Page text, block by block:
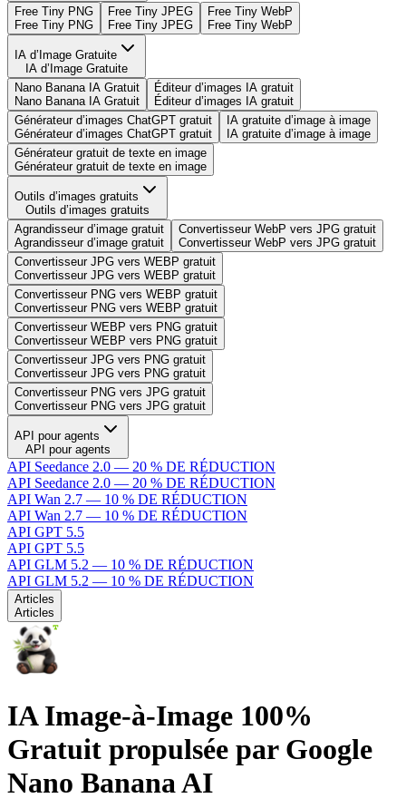
Free Tiny PNG
Free Tiny PNG
Free Tiny JPEG
Free Tiny JPEG
Free Tiny WebP
Free Tiny WebP
IA d’Image Gratuite
IA d’Image Gratuite
Nano Banana IA Gratuit
Nano Banana IA Gratuit
Éditeur d’images IA gratuit
Éditeur d’images IA gratuit
Générateur d’images ChatGPT gratuit
Générateur d’images ChatGPT gratuit
IA gratuite d’image à image
IA gratuite d’image à image
Générateur gratuit de texte en image
Générateur gratuit de texte en image
Outils d’images gratuits
Outils d’images gratuits
Agrandisseur d’image gratuit
Agrandisseur d’image gratuit
Convertisseur WebP vers JPG gratuit
Convertisseur WebP vers JPG gratuit
Convertisseur JPG vers WEBP gratuit
Convertisseur JPG vers WEBP gratuit
Convertisseur PNG vers WEBP gratuit
Convertisseur PNG vers WEBP gratuit
Convertisseur WEBP vers PNG gratuit
Convertisseur WEBP vers PNG gratuit
Convertisseur JPG vers PNG gratuit
Convertisseur JPG vers PNG gratuit
Convertisseur PNG vers JPG gratuit
Convertisseur PNG vers JPG gratuit
API pour agents
API pour agents
API Seedance 2.0 — 20 % DE RÉDUCTION
API Seedance 2.0 — 20 % DE RÉDUCTION
API Wan 2.7 — 10 % DE RÉDUCTION
API Wan 2.7 — 10 % DE RÉDUCTION
API GPT 5.5
API GPT 5.5
API GLM 5.2 — 10 % DE RÉDUCTION
API GLM 5.2 — 10 % DE RÉDUCTION
Articles
Articles
IA Image-à-Image 100%
Gratuit propulsée par Google
Nano Banana AI